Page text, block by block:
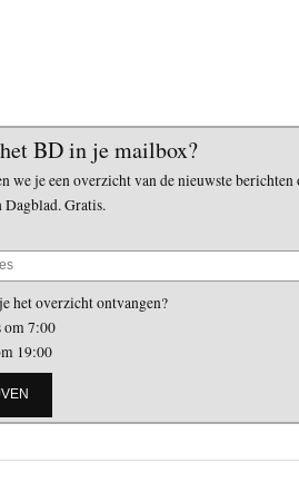
BD in je mailbox?
we je een overzicht van de nieuwste berichten
Dagblad. Gratis.
het overzicht ontvangen?
om 7:00
19:00